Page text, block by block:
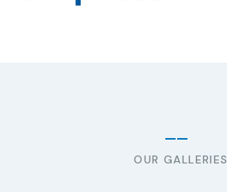
OUR GALLERIES